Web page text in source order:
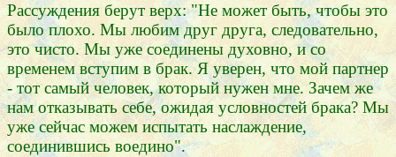
Рассуждения берут верх: "Не может быть, чтобы это
было плохо. Мы любим друг друга, следовательно,
это чисто. Мы уже соединены духовно, и со
временем вступим в брак. Я уверен, что мой партнер
- тот самый человек, который нужен мне. Зачем же
нам отказывать себе, ожидая условностей брака? Мы
уже сейчас можем испытать наслаждение,
соединившись воедино".